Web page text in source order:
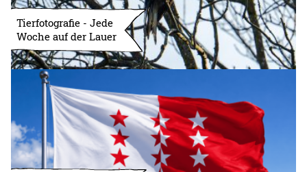
Tierfotografie - Jede
Woche auf der Lauer